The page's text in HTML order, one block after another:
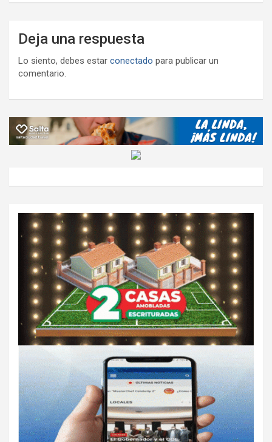
Deja una respuesta
Lo siento, debes estar conectado para publicar un
comentario.